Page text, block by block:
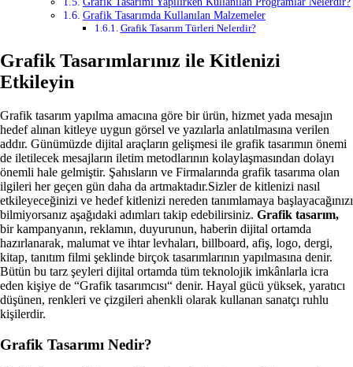
Grafik Tasarımda Kullanılan Malzemeler
Grafik Tasarım Türleri Nelerdir?
Grafik Tasarımlarınız ile Kitlenizi
Etkileyin
Grafik tasarım yapılma amacına göre bir ürün, hizmet yada mesajın
hedef alınan kitleye uygun görsel ve yazılarla anlatılmasına verilen
addır. Günümüzde dijital araçların gelişmesi ile grafik tasarımın önemi
de iletilecek mesajların iletim metodlarının kolaylaşmasından dolayı
önemli hale gelmiştir. Şahısların ve Firmalarında grafik tasarıma olan
ilgileri her geçen gün daha da artmaktadır.Sizler de kitlenizi nasıl
etkileyeceğinizi ve hedef kitlenizi nereden tanımlamaya başlayacağınızı
bilmiyorsanız aşağıdaki adımları takip edebilirsiniz. Grafik tasarım,
bir kampanyanın, reklamın, duyurunun, haberin dijital ortamda
hazırlanarak, malumat ve ihtar levhaları, billboard, afiş, logo, dergi,
kitap, tanıtım filmi şeklinde birçok tasarımlarının yapılmasına denir.
Bütün bu tarz şeyleri dijital ortamda tüm teknolojik imkânlarla icra
eden kişiye de “Grafik tasarımcısı“ denir. Hayal gücü yüksek, yaratıcı
düşünen, renkleri ve çizgileri ahenkli olarak kullanan sanatçı ruhlu
kişilerdir.
Grafik Tasarımı Nedir?